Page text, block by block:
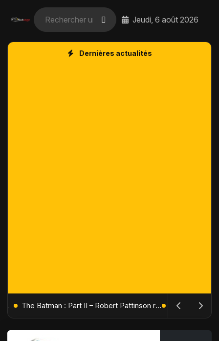
Jeudi, 6 août 2026
Dernières actualités
L'Âge de Glace : Le Réveil du Volcan – Manny, Sid et Diego de retour pour une aventure explosive The Batman : Part II – Robert Pattinson replonge dans les ténèbres de Gotham dès octobre 2027